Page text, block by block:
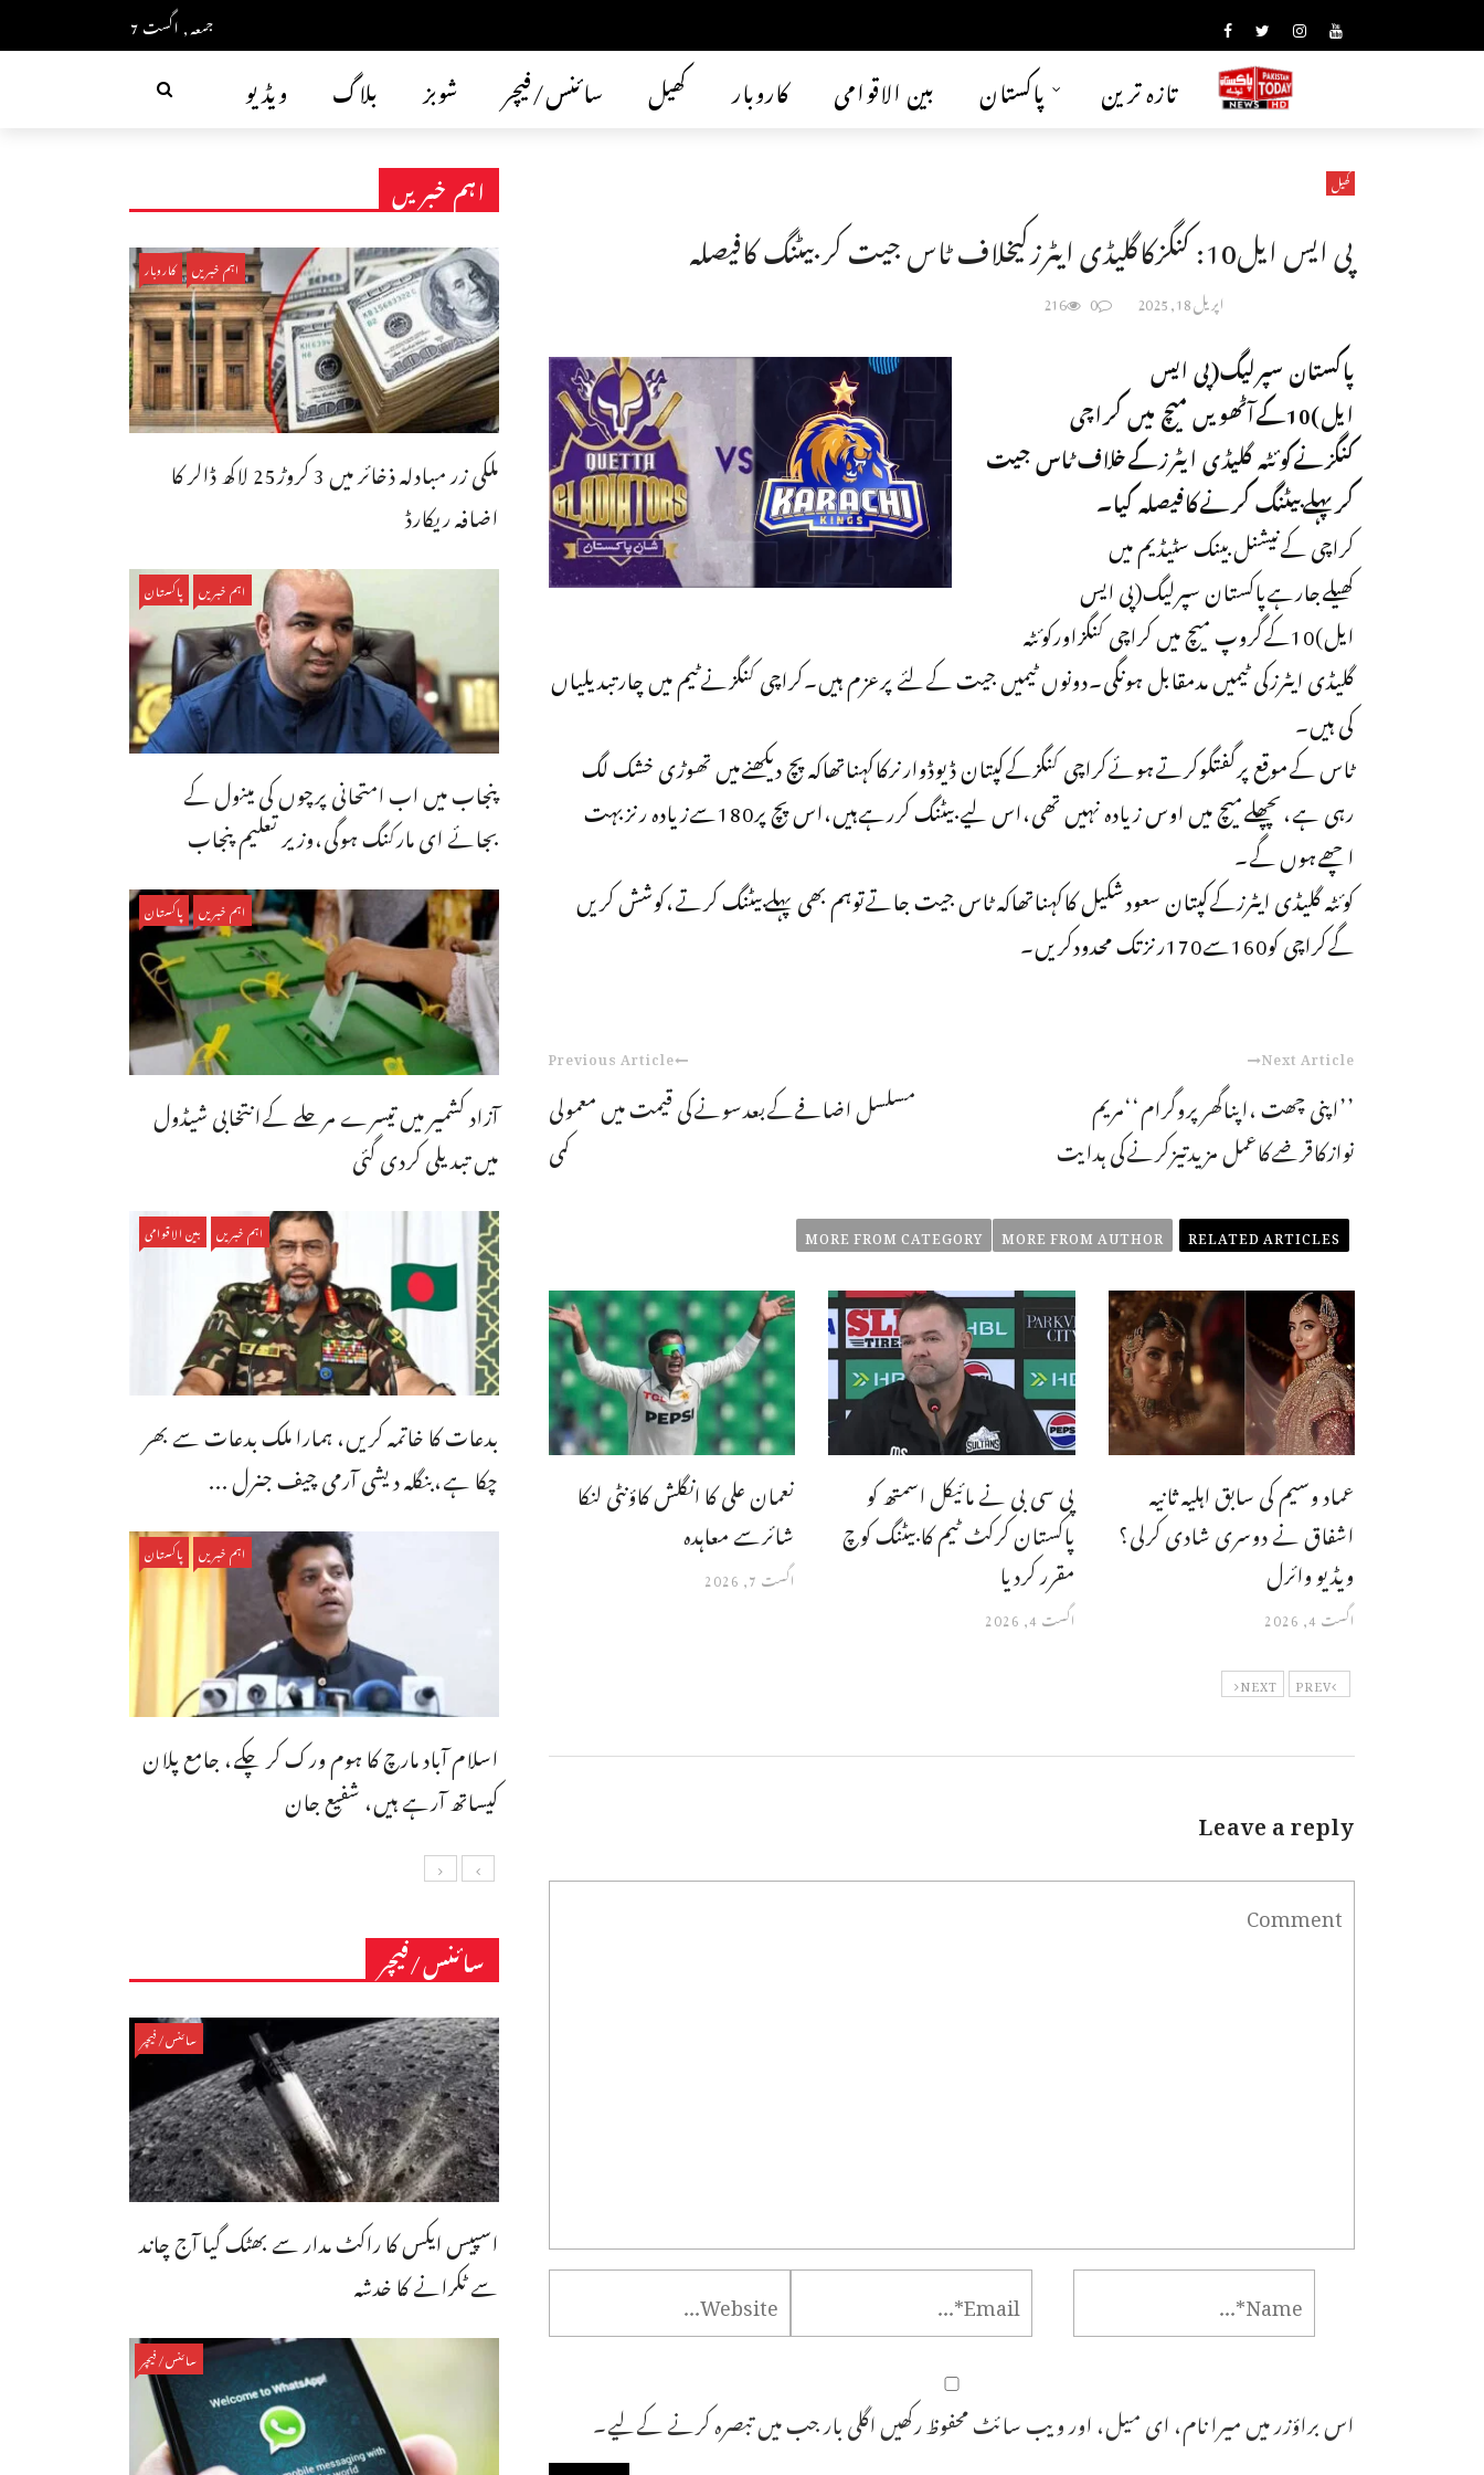
جمعہ, اگست 7
ویڈیو بلاگ شوبز سائنس/فیچر کھیل کاروبار بین الاقوامی پاکستان تازہ ترین
کھیل
پی ایس ایل10: کنگزکاگلیڈی ایٹرزکیخلاف ٹاس جیت کربیٹنگ کافیصلہ
اپریل 18, 2025 0
216
پاکستان سپرلیگ(پی ایس
ایل)10کےآٹھویں میچ میں کراچی
کنگزنےکوئٹہ گلیڈی ایٹرزکےخلاف ٹاس جیت
کرپہلےبیٹنگ کرنےکافیصلہ کیا۔
کراچی کےنیشنل بینک سٹیڈیم میں
کھیلےجارہےپاکستان سپرلیگ(پی ایس
ایل)10کےگروپ میچ میں کراچی کنگزاورکوئٹہ
گلیڈی ایٹرزکی ٹیمیں مدمقابل ہونگی۔دونوں ٹیمیں جیت کےلئے پرعزم ہیں۔کراچی کنگزنےٹیم میں چارتبدیلیاں
کی ہیں۔
ٹاس کےموقع پرگفتگوکرتےہوئےکراچی کنگزکےکپتان ڈیوڈوارنرکاکہناتھاکہ پچ دیکھنےمیں تھوڑی خشک لگ
رہی ہے،پچھلےمیچ میں اوس زیادہ نہیں تھی،اس لیے بیٹنگ کررہےہیں،اس پچ پر180سےزیادہ رنزبہت
اچھےہوں گے۔
کوئٹہ گلیڈی ایٹرزکےکپتان سعودشکیل کاکہناتھاکہ ٹاس جیت جاتےتوہم بھی پہلےبیٹنگ کرتے،کوشش کریں
گےکراچی کو160سے170رنزتک محدودکریں۔
Previous Article
مسلسل اضافےکےبعدسونےکی قیمت میں معمولی
کمی
Next Article
’’اپنی چھت ،اپناگھرپروگرام‘‘مریم
نوازکاقرضےکاعمل مزیدتیزکرنےکی ہدایت
RELATED ARTICLES
MORE FROM AUTHOR
MORE FROM CATEGORY
نعمان علی کا انگلش کاؤنٹی لنکا
شائرسے معاہدہ
اگست 7, 2026
پی سی بی نے مائیکل اسمتھ کو
پاکستان کرکٹ ٹیم کا بیٹنگ کوچ
مقرر کردیا
اگست 4, 2026
عماد وسیم کی سابق اہلیہ ثانیہ
اشفاق نے دوسری شادی کرلی؟
ویڈیو وائرل
اگست 4, 2026
PREV
NEXT
Leave a reply
اس براؤزر میں میرا نام، ای میل، اور ویب سائٹ محفوظ رکھیں اگلی بار جب میں تبصرہ کرنے کےلیے۔
اہم خبریں
اہم خبریں کاروبار
ملکی زر مبادلہ ذخائر میں 3 کروڑ25 لاکھ ڈالر کا
اضافہ ریکارڈ
اہم خبریں پاکستان
پنجاب میں اب امتحانی پرچوں کی مینول کے
بجائے ای مارکنگ ہوگی،وزیر تعلیم پنجاب
اہم خبریں پاکستان
آزاد کشمیر میں تیسرے مرحلے کےانتخابی شیڈول
میں تبدیلی کردی گئی
اہم خبریں بین الاقوامی
بدعات کا خاتمہ کریں، ہمارا ملک بدعات سے بھر
چکا ہے،بنگله دیشی آرمی چیف جنرل ...
اہم خبریں پاکستان
اسلام آباد مارچ کا ہوم ورک کر چکے، جامع پلان
کیساتھ آرہے ہیں، شفیع جان
سائنس/فیچر
سائنس/فیچر
اسپیس ایکس کا راکٹ مدار سے بھٹک گیا آج چاند
سے ٹکرانے کا خدشہ
سائنس/فیچر